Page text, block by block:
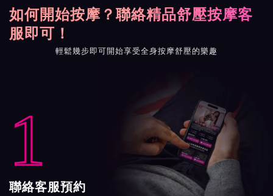
如何開始按摩？聯絡精品舒壓按摩客
服即可！
輕鬆幾步即可開始享受全身按摩舒壓的樂趣
1
聯絡客服預約